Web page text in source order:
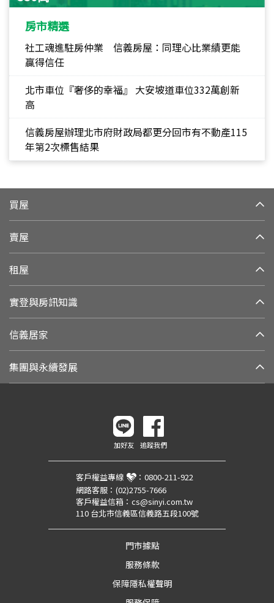
房市精選
社工魂進駐房仲業 信義房屋：同理心比業績更能
贏得信任
北市車位『奢侈的幸福』 大安坡道車位332萬創新
高
信義房屋辦理北市府財政局都更分回市有不動產115
年第2次標售結果
買屋
賣屋
租屋
實登與房訊知識
信義居家
集團與永續發展
加好友 追蹤我們
客戶權益專線 ： 0800-211-922
網路客服： (02)2755-7666
客戶權益信箱： cs@sinyi.com.tw
110 台北市信義區信義路五段100號
門市據點
服務條款
保障隱私權聲明